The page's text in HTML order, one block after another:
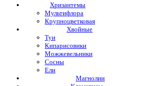
Хризантемы
Мультифлора
Крупноцветковая
Хвойные
Туи
Кипарисовики
Можжевельники
Сосны
Ели
Магнолии